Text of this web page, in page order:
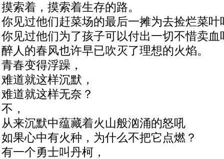
摸索着，摸索着生存的路。
你见过他们赶菜场的最后一摊为去捡烂菜叶
你见过他们为了孩子可以付出一切不惜卖血
醉人的春风也许早已吹灭了理想的火焰。
青春变得浮躁，
难道就这样沉默，
难道就这样无奈？
不，
从来沉默中蕴藏着火山般汹涌的怒吼
如果心中有火种，为什么不把它点燃？
有一个勇士叫丹柯，